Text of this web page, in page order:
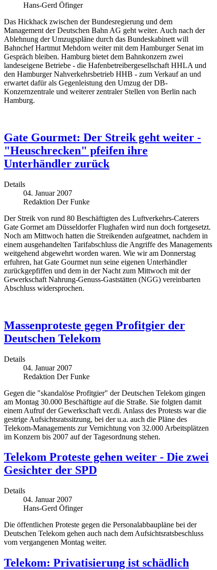
Hans-Gerd Öfinger
Das Hickhack zwischen der Bundesregierung und dem
Management der Deutschen Bahn AG geht weiter. Auch nach der
Ablehnung der Umzugspläne durch das Bundeskabinett will
Bahnchef Hartmut Mehdorn weiter mit dem Hamburger Senat im
Gespräch bleiben. Hamburg bietet dem Bahnkonzern zwei
landeseigene Betriebe - die Hafenbetreibergesellschaft HHLA und
den Hamburger Nahverkehrsbetrieb HHB - zum Verkauf an und
erwartet dafür als Gegenleistung den Umzug der DB-
Konzernzentrale und weiterer zentraler Stellen von Berlin nach
Hamburg.
Gate Gourmet: Der Streik geht weiter -
"Heuschrecken" pfeifen ihre
Unterhändler zurück
Details
04. Januar 2007
Redaktion Der Funke
Der Streik von rund 80 Beschäftigten des Luftverkehrs-Caterers
Gate Gormet am Düsseldorfer Flughafen wird nun doch fortgesetzt.
Noch am Mittwoch hatten die Streikenden aufgeatmet, nachdem in
einem ausgehandelten Tarifabschluss die Angriffe des Managements
weitgehend abgewehrt worden waren. Wie wir am Donnerstag
erfuhren, hat Gate Gourmet nun seine eigenen Unterhändler
zurückgepfiffen und dem in der Nacht zum Mittwoch mit der
Gewerkschaft Nahrung-Genuss-Gaststätten (NGG) vereinbarten
Abschluss widersprochen.
Massenproteste gegen Profitgier der
Deutschen Telekom
Details
04. Januar 2007
Redaktion Der Funke
Gegen die "skandalöse Profitgier" der Deutschen Telekom gingen
am Montag 30.000 Beschäftigte auf die Straße. Sie folgten damit
einem Aufruf der Gewerkschaft ver.di. Anlass des Protests war die
gestrige Aufsichtsratssitzung, bei der u.a. auch die Pläne des
Telekom-Managements zur Vernichtung von 32.000 Arbeitsplätzen
im Konzern bis 2007 auf der Tagesordnung stehen.
Telekom Proteste gehen weiter - Die zwei
Gesichter der SPD
Details
04. Januar 2007
Hans-Gerd Öfinger
Die öffentlichen Proteste gegen die Personalabbaupläne bei der
Deutschen Telekom gehen auch nach dem Aufsichtsratsbeschluss
vom vergangenen Montag weiter.
Telekom: Privatisierung ist schädlich